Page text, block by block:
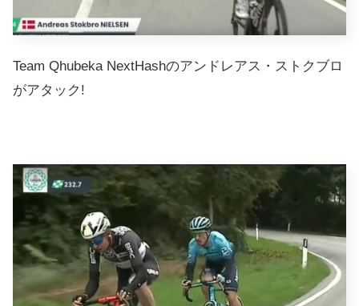
Team Qhubeka NextHashのアンドレアス・ストクブロ
がアタック!